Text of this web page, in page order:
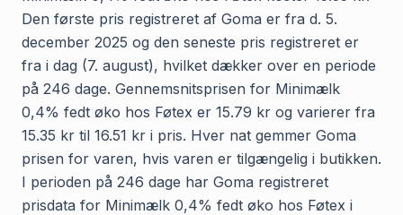
Den første pris registreret af Goma er fra d. 5.
december 2025 og den seneste pris registreret er
fra i dag (7. august), hvilket dækker over en periode
på 246 dage. Gennemsnitsprisen for Minimælk
0,4% fedt øko hos Føtex er 15.79 kr og varierer fra
15.35 kr til 16.51 kr i pris. Hver nat gemmer Goma
prisen for varen, hvis varen er tilgængelig i butikken.
I perioden på 246 dage har Goma registreret
prisdata for Minimælk 0,4% fedt øko hos Føtex i